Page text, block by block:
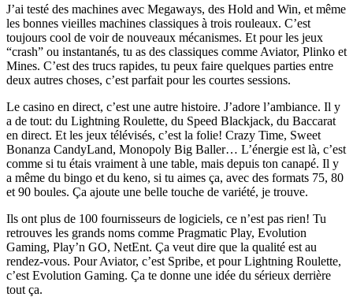
J’ai testé des machines avec Megaways, des Hold and Win, et même
les bonnes vieilles machines classiques à trois rouleaux. C’est
toujours cool de voir de nouveaux mécanismes. Et pour les jeux
“crash” ou instantanés, tu as des classiques comme Aviator, Plinko et
Mines. C’est des trucs rapides, tu peux faire quelques parties entre
deux autres choses, c’est parfait pour les courtes sessions.
Le casino en direct, c’est une autre histoire. J’adore l’ambiance. Il y
a de tout: du Lightning Roulette, du Speed Blackjack, du Baccarat
en direct. Et les jeux télévisés, c’est la folie! Crazy Time, Sweet
Bonanza CandyLand, Monopoly Big Baller… L’énergie est là, c’est
comme si tu étais vraiment à une table, mais depuis ton canapé. Il y
a même du bingo et du keno, si tu aimes ça, avec des formats 75, 80
et 90 boules. Ça ajoute une belle touche de variété, je trouve.
Ils ont plus de 100 fournisseurs de logiciels, ce n’est pas rien! Tu
retrouves les grands noms comme Pragmatic Play, Evolution
Gaming, Play’n GO, NetEnt. Ça veut dire que la qualité est au
rendez-vous. Pour Aviator, c’est Spribe, et pour Lightning Roulette,
c’est Evolution Gaming. Ça te donne une idée du sérieux derrière
tout ça.